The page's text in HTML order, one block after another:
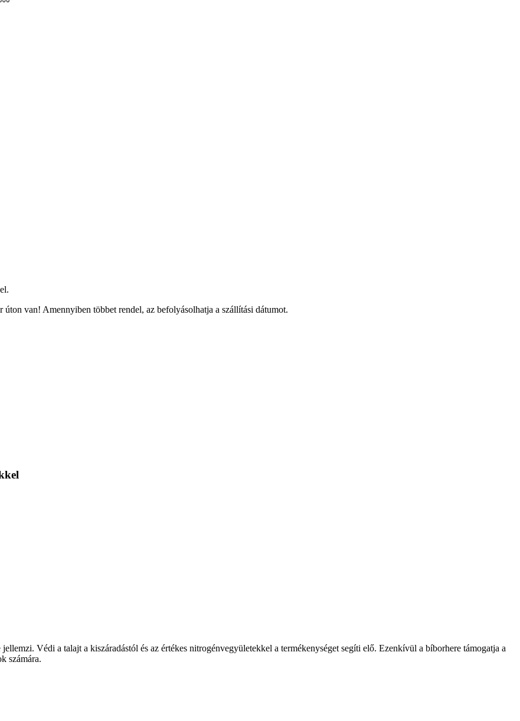
van! Amennyiben többet rendel, az befolyásolhatja a szállítási dátumot.
Védi a talajt a kiszáradástól és az értékes nitrogénvegyületekkel a termékenységet segíti elő. Ezenkívül a bíborhere támogatja a
számára.